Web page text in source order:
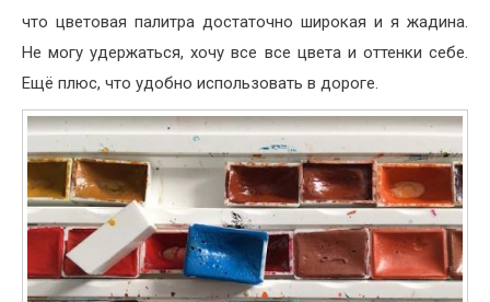
что цветовая палитра достаточно широкая и я жадина.
Не могу удержаться, хочу все все цвета и оттенки себе.
Ещё плюс, что удобно использовать в дороге.